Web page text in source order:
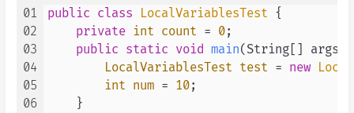
01
02
03
04
05
06
public class LocalVariablesTest {
private int count = 0;
public static void main(String[] args)
LocalVariablesTest test = new
int num = 10;
    }